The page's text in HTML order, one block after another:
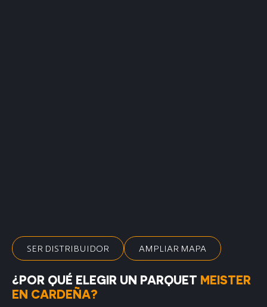
SER DISTRIBUIDOR AMPLIAR MAPA
¿POR QUÉ ELEGIR UN PARQUET MEISTER
EN CARDEÑA?